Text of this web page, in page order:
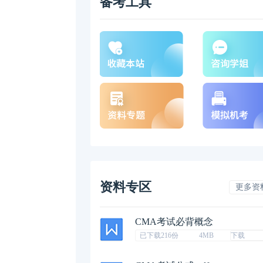
资料专区 更多资
CMA考试必背概念
已下载216份 4MB 下载